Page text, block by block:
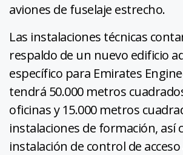
aviones de fuselaje estrecho.
Las instalaciones técnicas
respaldo de un nuevo edificio
específico para Emirates
tendrá 50.000 metros
oficinas y 15.000 metros
instalaciones de formación, así
instalación de control de acceso